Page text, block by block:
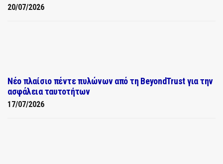
20/07/2026
Νέο πλαίσιο πέντε πυλώνων από τη BeyondTrust για την
ασφάλεια ταυτοτήτων
17/07/2026